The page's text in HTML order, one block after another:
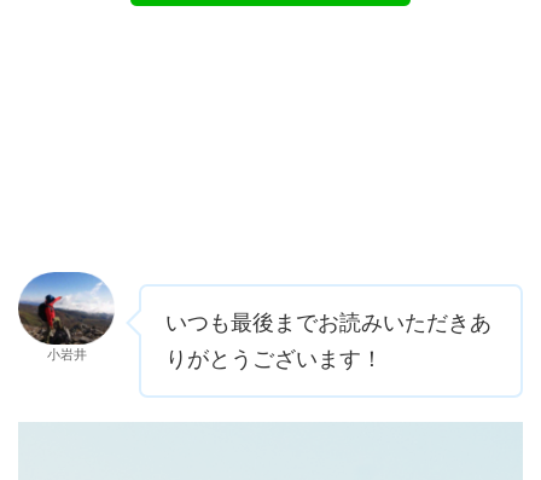
小岩井
いつも最後までお読みいただきあ
りがとうございます！